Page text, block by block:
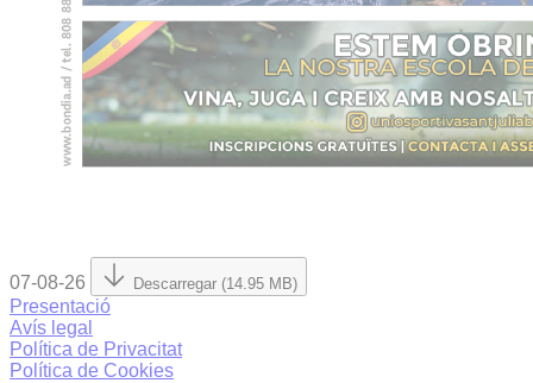
07-08-26 Descarregar (14.95 MB)
Presentació
Avís legal
Política de Privacitat
Política de Cookies